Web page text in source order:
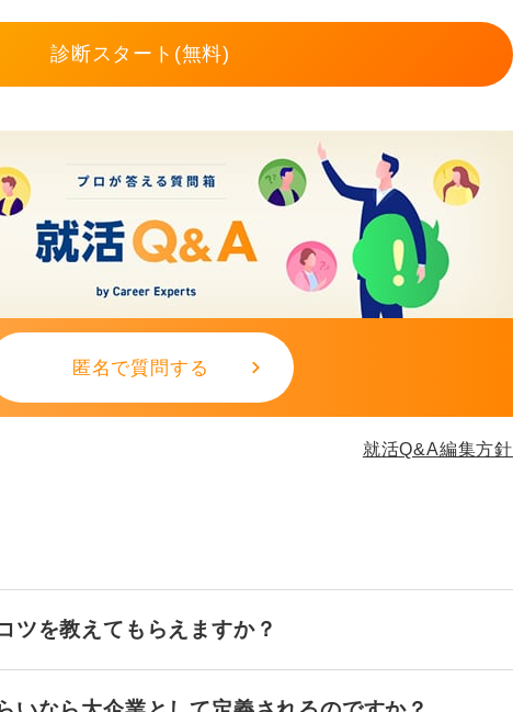
診断スタート(無料)
匿名で質問する
就活Q&A編集方針
ツを教えてもらえますか？